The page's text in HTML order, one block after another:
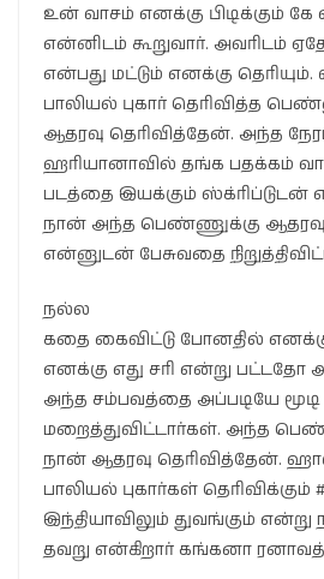
உன் வாசம் எனக்கு பிடிக்கும்
என்னிடம் கூறுவார். அவரிடம்
என்பது மட்டும் எனக்கு தெரியும்.
பாலியல் புகார் தெரிவித்த
ஆதரவு தெரிவித்தேன். அந்த
ஹரியானாவில் தங்க பதக்கம்
படத்தை இயக்கும் ஸ்க்ரிப்டுடன்
நான் அந்த பெண்ணுக்கு ஆதரவு
என்னுடன் பேசுவதை
நல்ல
கதை கைவிட்டு போனதில்
எனக்கு எது சரி என்று
அந்த சம்பவத்தை அப்படியே மூடி
மறைத்துவிட்டார்கள். அந்த
நான் ஆதரவு தெரிவித்தேன்.
பாலியல் புகார்கள் தெரிவிக்கும்
இந்தியாவிலும் துவங்கும்
தவறு என்கிறார் கங்கனா